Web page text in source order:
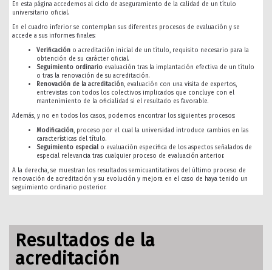
En esta página accedemos al ciclo de aseguramiento de la calidad de un título
universitario oficial.
En el cuadro inferior se contemplan sus diferentes procesos de evaluación y se
accede a sus informes finales:
Verificación o acreditación inicial de un título, requisito necesario para la
obtención de su carácter oficial.
Seguimiento ordinario evaluación tras la implantación efectiva de un título
o tras la renovación de su acreditación.
Renovación de la acreditación, evaluación con una visita de expertos,
entrevistas con todos los colectivos implicados que concluye con el
mantenimiento de la oficialidad si el resultado es favorable.
Además, y no en todos los casos, podemos encontrar los siguientes procesos:
Modificación, proceso por el cual la universidad introduce cambios en las
características del título.
Seguimiento especialo evaluación especifica de los aspectos señalados de
especial relevancia tras cualquier proceso de evaluación anterior.
A la derecha, se muestran los resultados semicuantitativos del último proceso de
renovación de acreditación y su evolución y mejora en el caso de haya tenido un
seguimiento ordinario posterior.
Resultados de la
acreditación